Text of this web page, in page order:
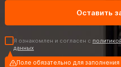
Я ознакомлен и согласен с
данных
Поле обязательно для заполнения